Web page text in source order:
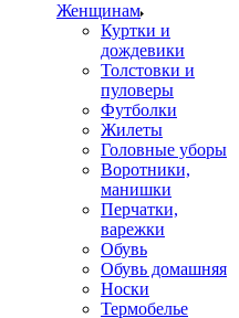
Женщинам
Куртки и
дождевики
Толстовки и
пуловеры
Футболки
Жилеты
Головные уборы
Воротники,
манишки
Перчатки,
варежки
Обувь
Обувь домашняя
Носки
Термобелье